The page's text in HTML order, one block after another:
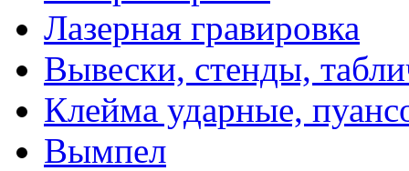
Лазерная гравировка
Вывески, стенды,
Клейма ударные,
Вымпел